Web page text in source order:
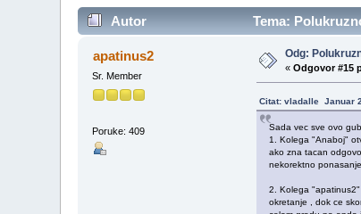
Autor Tema:
apatinus2
Sr. Member
Poruke: 409
Odg:
«Odgovor #15
Citat: vladalle Januar
Sada vec sve ovo
1. Kolega "Anaboj"
ako zna tacan
nekorektno ponasanje
2. Kolega
okretanje , dok ce